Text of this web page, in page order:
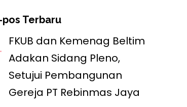
Gereja PT Rebinmas Jaya
pos Terbaru
FKUB dan Kemenag Beltim
Adakan Sidang Pleno,
Setujui Pembangunan
Gereja PT Rebinmas Jaya